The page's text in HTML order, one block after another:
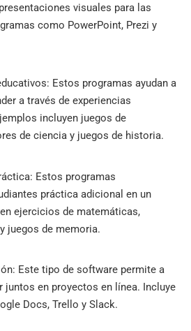
visuales para las
como PowerPoint, Prezi y
Estos programas ayudan a
a través de experiencias
incluyen juegos de
de ciencia y juegos de historia.
Estos programas
práctica adicional en un
ejercicios de matemáticas,
juegos de memoria.
Este tipo de software permite a
juntos en proyectos en línea. Incluye
Docs, Trello y Slack.